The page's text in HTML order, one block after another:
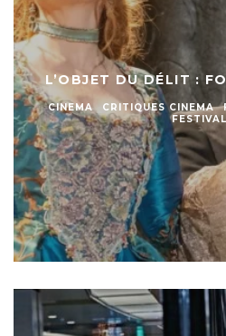
L’OBJET DU DÉLIT :
CINEMA CRITIQUES CINEMA